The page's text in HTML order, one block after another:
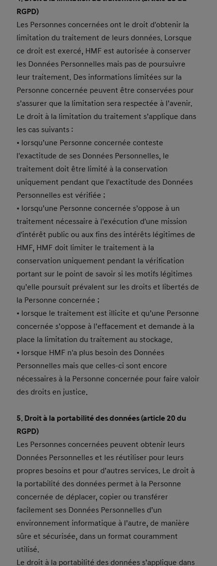
RGPD)
Les Personnes concernées ont le droit d'obtenir la
limitation du traitement de leurs données. Lorsque
ce droit est exercé, HMF est autorisée à conserver
les Données Personnelles mais pas de poursuivre
leur traitement. Des informations limitées sur la
Personne concernée peuvent être conservées pour
s’assurer que la limitation sera respectée à l’avenir.
Le droit à la limitation du traitement s’applique dans
les cas suivants :
• lorsqu’une Personne concernée conteste
l'exactitude de ses Données Personnelles, le
traitement doit être limité à la conservation
uniquement pendant que l'exactitude des Données
Personnelles est vérifiée ;
• lorsqu’une Personne concernée s’oppose à un
traitement nécessaire à l'exécution d'une mission
d'intérêt public ou aux fins des intérêts légitimes de
HMF, HMF doit limiter le traitement à la
conservation uniquement pendant la vérification
portant sur le point de savoir si les motifs légitimes
qu’elle poursuit prévalent sur les droits et libertés de
la Personne concernée ;
• lorsque le traitement est illicite et qu’une Personne
concernée s’oppose à l’effacement et demande à la
place la limitation du traitement au stockage.
• lorsque HMF n'a plus besoin des Données
Personnelles mais que celles-ci sont encore
nécessaires à la Personne concernée pour faire valoir
des droits en justice.
5. Droit à la portabilité des données (article 20 du
RGPD)
Les Personnes concernées peuvent obtenir leurs
Données Personnelles et les réutiliser pour leurs
propres besoins et pour d’autres services. Le droit à
la portabilité des données permet à la Personne
concernée de déplacer, copier ou transférer
facilement ses Données Personnelles d’un
environnement informatique à l’autre, de manière
sûre et sécurisée, dans un format couramment
utilisé.
Le droit à la portabilité des données s’applique dans